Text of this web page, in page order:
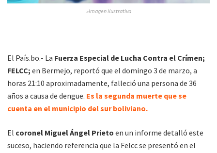
»Imagen ilustrativa
El País.bo.- La Fuerza Especial de Lucha Contra el Crímen;
FELCC; en Bermejo, reportó que el domingo 3 de marzo, a
horas 21:10 aproximadamente, falleció una persona de 36
años a causa de dengue. Es la segunda muerte que se
cuenta en el municipio del sur boliviano.
El coronel Miguel Ángel Prieto en un informe detalló este
suceso, haciendo referencia que la Felcc se presentó en el